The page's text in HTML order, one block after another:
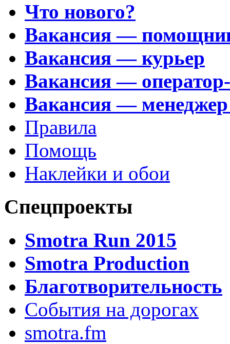
Что нового?
Вакансия —
Вакансия — курьер
Вакансия —
Вакансия —
Правила
Помощь
Наклейки и обои
Спецпроекты
Smotra Run 2015
Smotra Production
Благотворительность
События на дорогах
smotra.fm